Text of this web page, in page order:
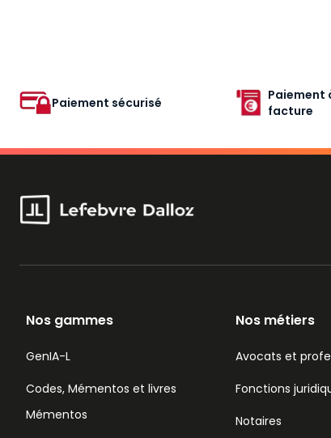
Paiement sécurisé
Paiement
facture
Nos gammes
GenIA-L
Codes, Mémentos et livres
Mémentos
Nos métiers
Avocats et
Fonctions
Notaires